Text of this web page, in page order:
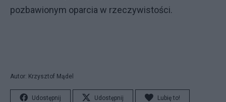
pozbawionym oparcia w rzeczywistości.
Autor: Krzysztof Mądel
Udostępnij Udostępnij Lubię to!